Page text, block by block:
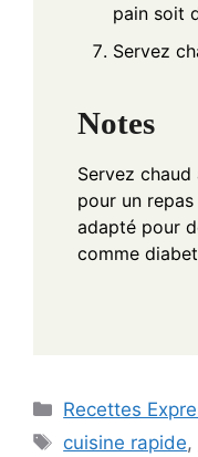
pain soit
Servez
Notes
Servez
pour un
adapté pour
comme
Categories
Recettes
Tags
cuisine rapide,